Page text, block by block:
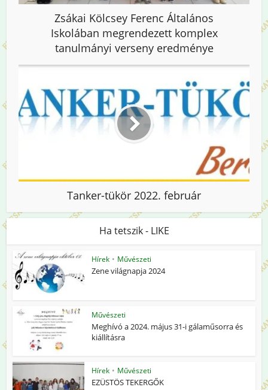
Zsákai Kölcsey Ferenc Általános
Iskolában megrendezett komplex
tanulmányi verseny eredménye
Tanker-tükör 2022. február
Ha tetszik - LIKE
Hírek • Művészeti
Zene világnapja 2024
Művészeti
Meghívó a 2024. május 31-i gálaműsorra és
kiállításra
Hírek • Művészeti
EZÜSTÖS TEKERGŐK